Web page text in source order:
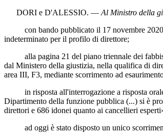
DORI e D'ALESSIO. — Al Ministro della
con bando pubblicato il 17 novembre 2020 il
indeterminato per il profilo di direttore;
alla pagina 21 del piano triennale dei
dal Ministero della giustizia, nella qualifica di
area III, F3, mediante scorrimento ad
in risposta all'interrogazione a risposta orale
Dipartimento della funzione pubblica (...) si è
direttori e 686 idonei quanto ai cancellieri
ad oggi è stato disposto un unico